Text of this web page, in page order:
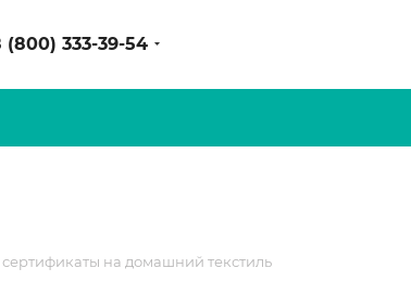
(800) 333-39-54
на домашний текстиль